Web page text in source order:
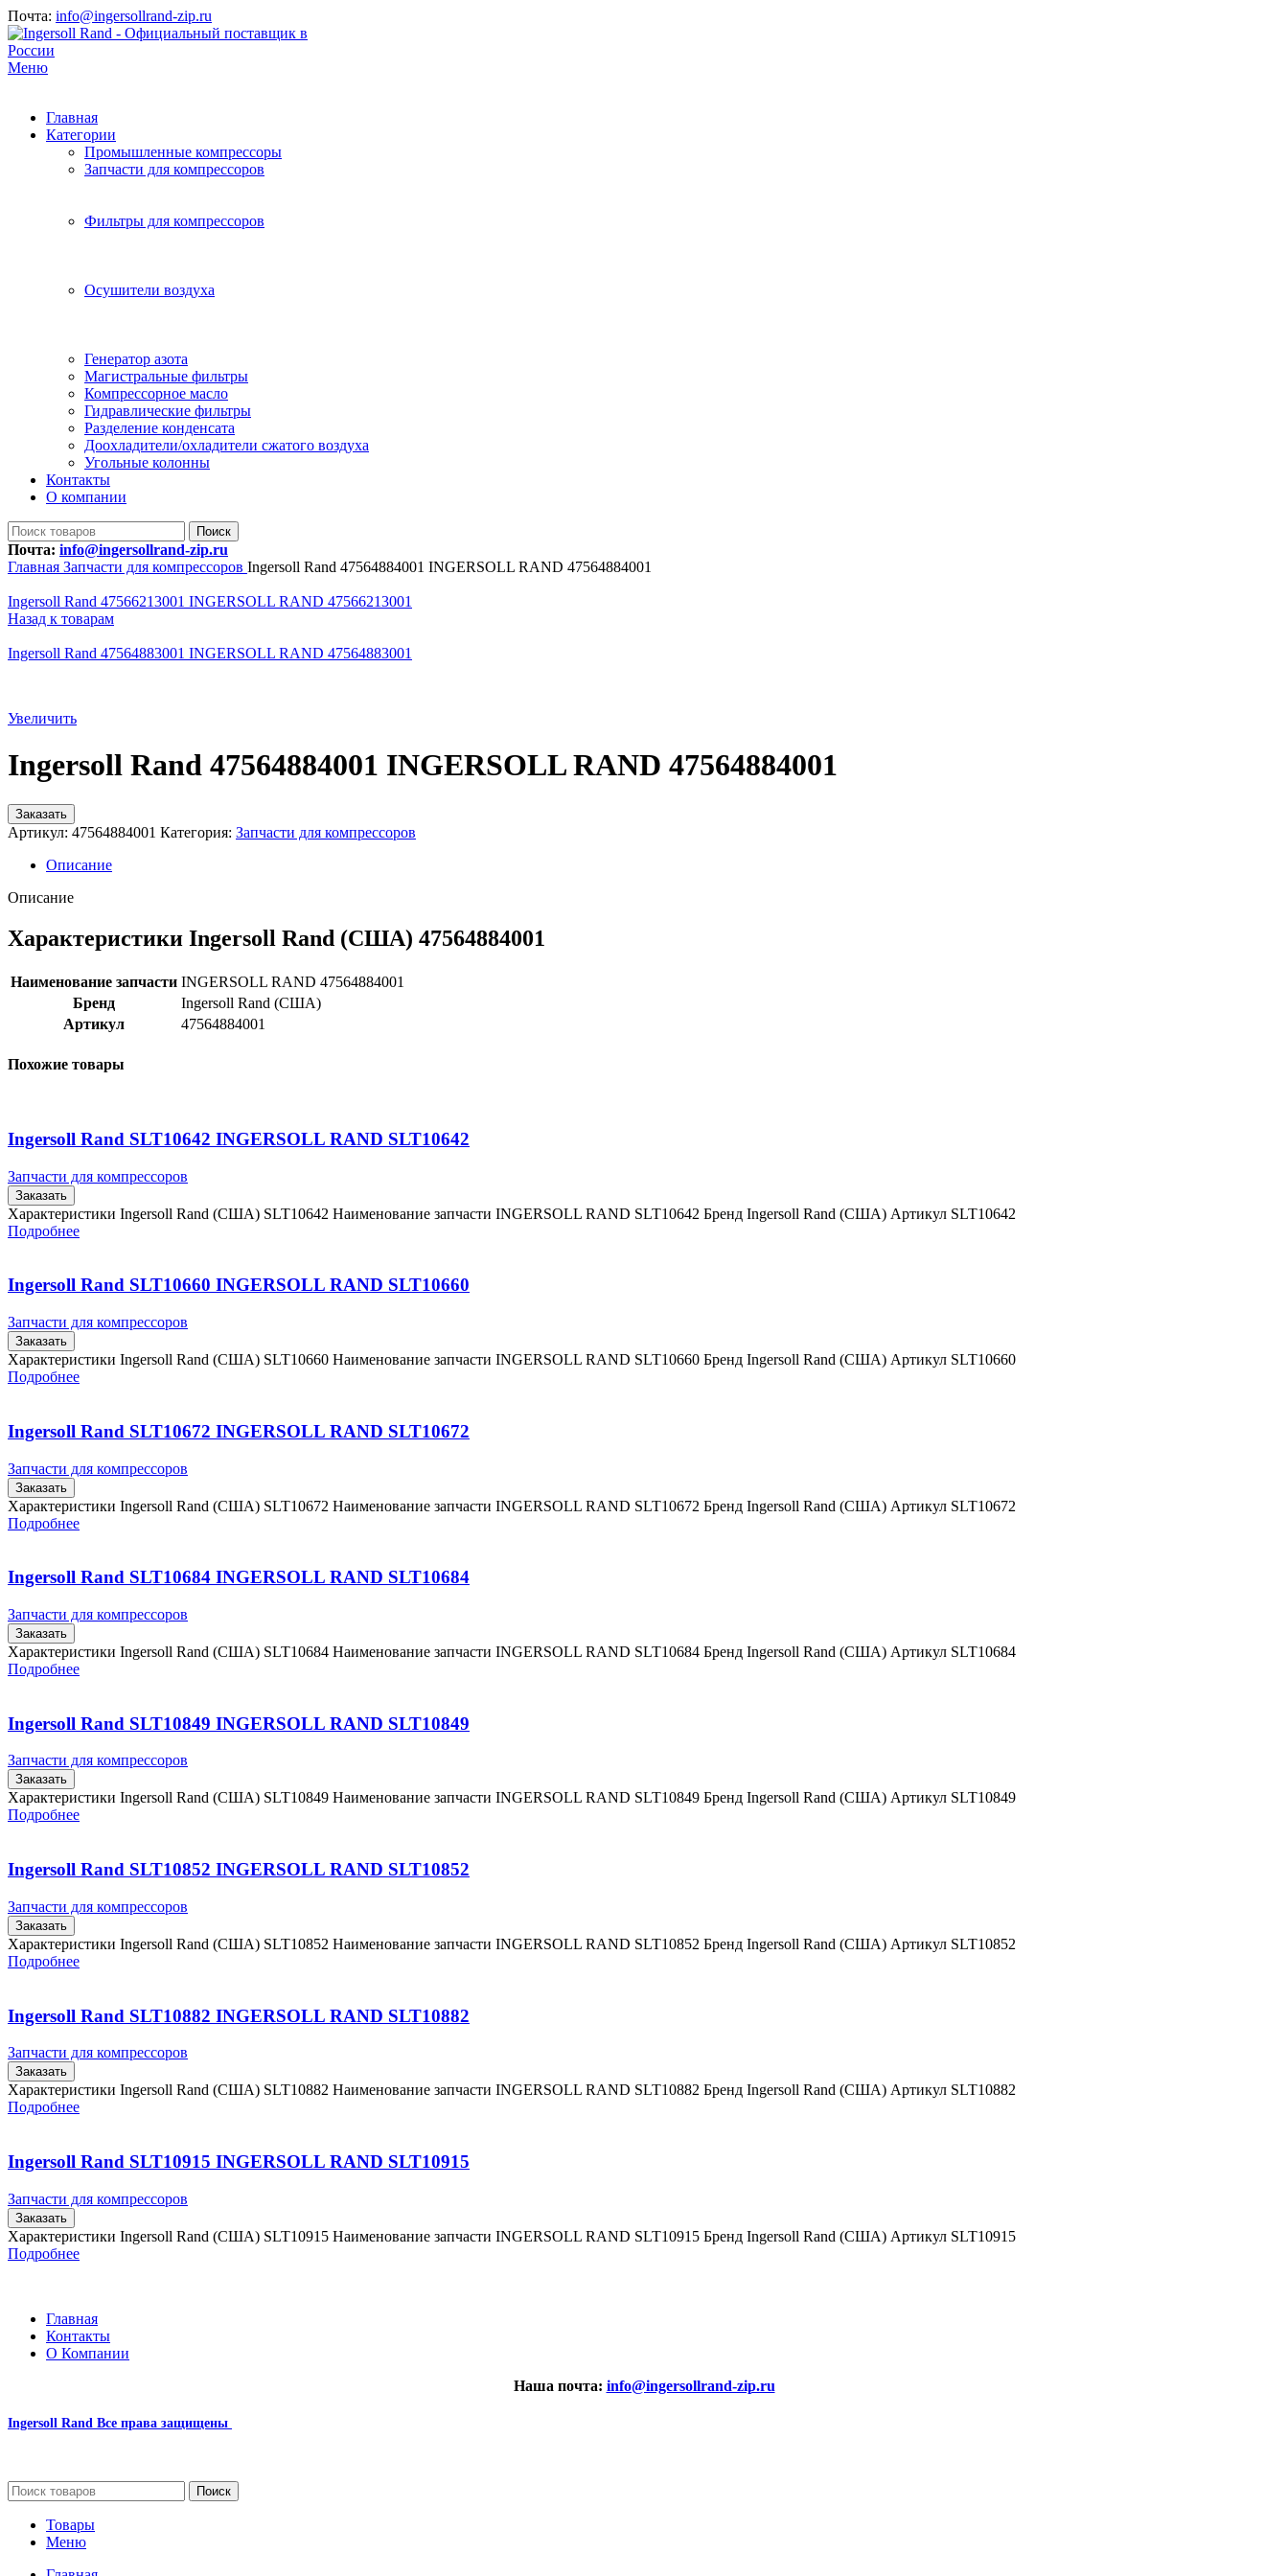
Почта: info@ingersollrand-zip.ru
Меню
Главная
Категории
Промышленные компрессоры
Запчасти для компрессоров
Фильтры для компрессоров
Осушители воздуха
Генератор азота
Магистральные фильтры
Компрессорное масло
Гидравлические фильтры
Разделение конденсата
Доохладители/охладители сжатого воздуха
Угольные колонны
Контакты
О компании
Поиск
Почта: info@ingersollrand-zip.ru
Главная Запчасти для компрессоров Ingersoll Rand 47564884001 INGERSOLL RAND 47564884001
Ingersoll Rand 47566213001 INGERSOLL RAND 47566213001
Назад к товарам
Ingersoll Rand 47564883001 INGERSOLL RAND 47564883001
Увеличить
Ingersoll Rand 47564884001 INGERSOLL RAND 47564884001
Заказать
Артикул: 47564884001 Категория: Запчасти для компрессоров
Описание
Описание
Характеристики Ingersoll Rand (США) 47564884001
Наименование запчасти INGERSOLL RAND 47564884001
Бренд
Ingersoll Rand (США)
Артикул
47564884001
Похожие товары
Ingersoll Rand SLT10642 INGERSOLL RAND SLT10642
Запчасти для компрессоров
Заказать
Характеристики Ingersoll Rand (США) SLT10642 Наименование запчасти INGERSOLL RAND SLT10642 Бренд Ingersoll Rand (США) Артикул SLT10642
Подробнее
Ingersoll Rand SLT10660 INGERSOLL RAND SLT10660
Запчасти для компрессоров
Заказать
Характеристики Ingersoll Rand (США) SLT10660 Наименование запчасти INGERSOLL RAND SLT10660 Бренд Ingersoll Rand (США) Артикул SLT10660
Подробнее
Ingersoll Rand SLT10672 INGERSOLL RAND SLT10672
Запчасти для компрессоров
Заказать
Характеристики Ingersoll Rand (США) SLT10672 Наименование запчасти INGERSOLL RAND SLT10672 Бренд Ingersoll Rand (США) Артикул SLT10672
Подробнее
Ingersoll Rand SLT10684 INGERSOLL RAND SLT10684
Запчасти для компрессоров
Заказать
Характеристики Ingersoll Rand (США) SLT10684 Наименование запчасти INGERSOLL RAND SLT10684 Бренд Ingersoll Rand (США) Артикул SLT10684
Подробнее
Ingersoll Rand SLT10849 INGERSOLL RAND SLT10849
Запчасти для компрессоров
Заказать
Характеристики Ingersoll Rand (США) SLT10849 Наименование запчасти INGERSOLL RAND SLT10849 Бренд Ingersoll Rand (США) Артикул SLT10849
Подробнее
Ingersoll Rand SLT10852 INGERSOLL RAND SLT10852
Запчасти для компрессоров
Заказать
Характеристики Ingersoll Rand (США) SLT10852 Наименование запчасти INGERSOLL RAND SLT10852 Бренд Ingersoll Rand (США) Артикул SLT10852
Подробнее
Ingersoll Rand SLT10882 INGERSOLL RAND SLT10882
Запчасти для компрессоров
Заказать
Характеристики Ingersoll Rand (США) SLT10882 Наименование запчасти INGERSOLL RAND SLT10882 Бренд Ingersoll Rand (США) Артикул SLT10882
Подробнее
Ingersoll Rand SLT10915 INGERSOLL RAND SLT10915
Запчасти для компрессоров
Заказать
Характеристики Ingersoll Rand (США) SLT10915 Наименование запчасти INGERSOLL RAND SLT10915 Бренд Ingersoll Rand (США) Артикул SLT10915
Подробнее
Главная
Контакты
О Компании
Наша почта: info@ingersollrand-zip.ru
Ingersoll Rand Все права защищены
Поиск
Товары
Меню